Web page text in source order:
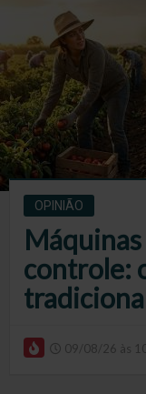
OPINIÃO
controle:
09/08/26 às